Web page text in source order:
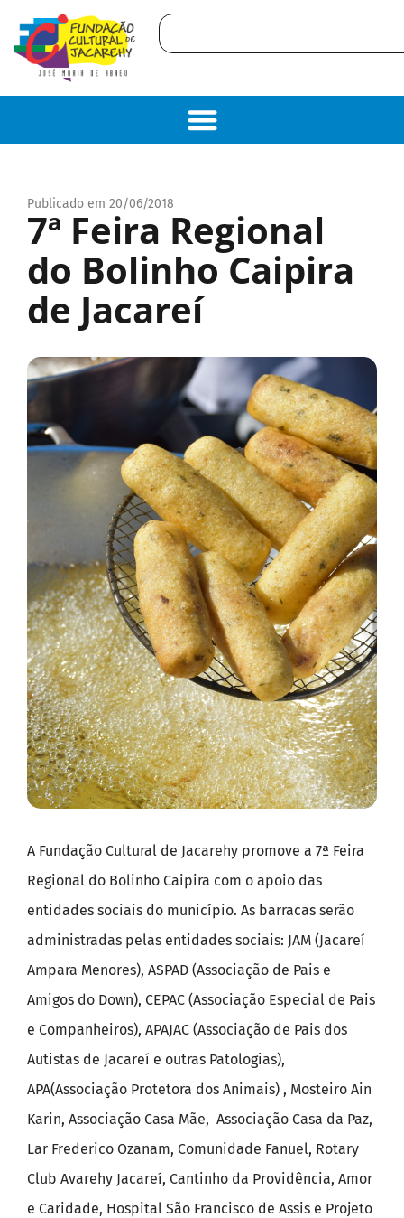
Publicado em 20/06/2018
7ª Feira Regional
do Bolinho Caipira
de Jacareí
A Fundação Cultural de Jacarehy promove a 7ª Feira
Regional do Bolinho Caipira com o apoio das
entidades sociais do município. As barracas serão
administradas pelas entidades sociais: JAM (Jacareí
Ampara Menores), ASPAD (Associação de Pais e
Amigos do Down), CEPAC (Associação Especial de Pais
e Companheiros), APAJAC (Associação de Pais dos
Autistas de Jacareí e outras Patologias),
APA(Associação Protetora dos Animais) , Mosteiro Ain
Karin, Associação Casa Mãe, Associação Casa da Paz,
Lar Frederico Ozanam, Comunidade Fanuel, Rotary
Club Avarehy Jacareí, Cantinho da Providência, Amor
e Caridade, Hospital São Francisco de Assis e Projeto